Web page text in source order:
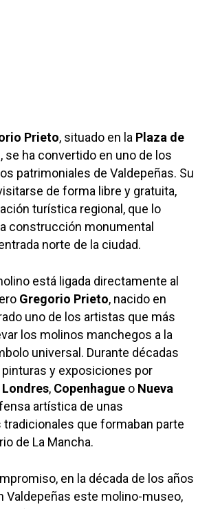
Prieto, situado en la Plaza de
, se ha convertido en uno de los
patrimoniales de Valdepeñas. Su
de forma libre y gratuita,
turística regional, que lo
construcción monumental
norte de la ciudad.
está ligada directamente al
Gregorio Prieto, nacido en
uno de los artistas que más
los molinos manchegos a la
universal. Durante décadas
y exposiciones por
Londres, Copenhague o Nueva
artística de unas
que formaban parte
de La Mancha.
en la década de los años
Valdepeñas este molino-museo,